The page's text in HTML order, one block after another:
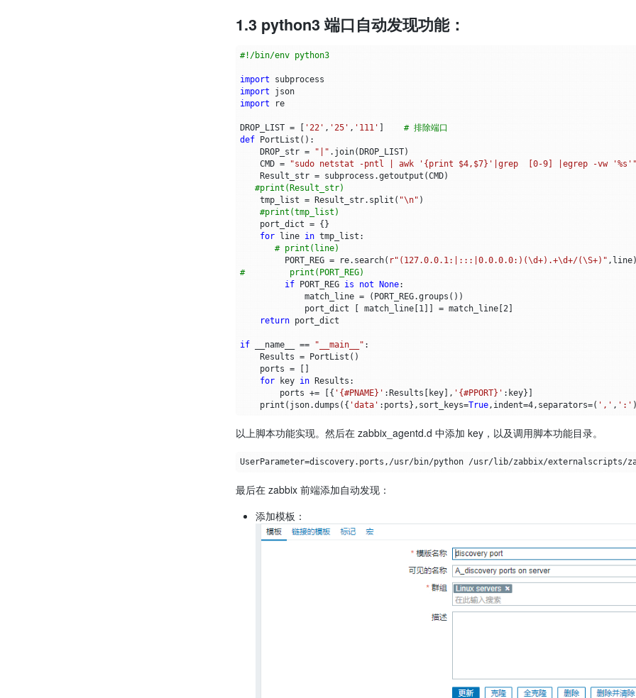
1.3 python3 端口自动发现功能：
#!/bin/env python3
import
subprocess
import
json
import
re
DROP_LIST = '22' , '25' , '111'
# 排除端口
def
PortList ():
DROP_str = "|" . join( DROP_LIST)
CMD = "sudo netstat -pntl | awk '{print $4,$7}'|grep  [0-9] |egrep -vw '%s
Result_str = subprocess .getoutput (CMD)
#print(Result_str)
tmp_list = Result_str. split ( "\n" )
#print(tmp_list)
port_dict = {}
for
line in tmp_list :
# print(line)
PORT_REG = re. search( r"(127.0.0.1:|:::|0.0.0.0:)(\d+).+\d+/(\S+)" , line
#         print(PORT_REG)
if
PORT_REG is not None:
match_line = ( PORT_REG.groups ())
port_dict
match_line[ 1]] = match_line[ 2]
return port_dict
if __name__ == "__main__" :
Results = PortList ()
ports =
for
key in Results :
ports += [{ '{#PNAME}' : Results key], '{#PPORT}' : key}]
print ( json.dumps ({ 'data' : ports }, sort_keys=True, indent=4, separators=( ',' , ':'
以上脚本功能实现。然后在 zabbix_agentd.d 中添加 key，以及调用脚本功能目录。
最后在 zabbix 前端添加自动发现：
添加模板：